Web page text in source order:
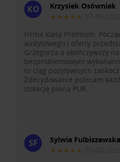
KO
Krzysiek Osówniak
★★★★★
Firma klasy Premium.
audytowego i oferty
Grzegorza a skończywszy
bezproblemowym
to ciąg pozytywnych
Zdecydowanie polecam
izolację pianą PUR.
SF
Sylwia Fulbiszewska
★★★★★